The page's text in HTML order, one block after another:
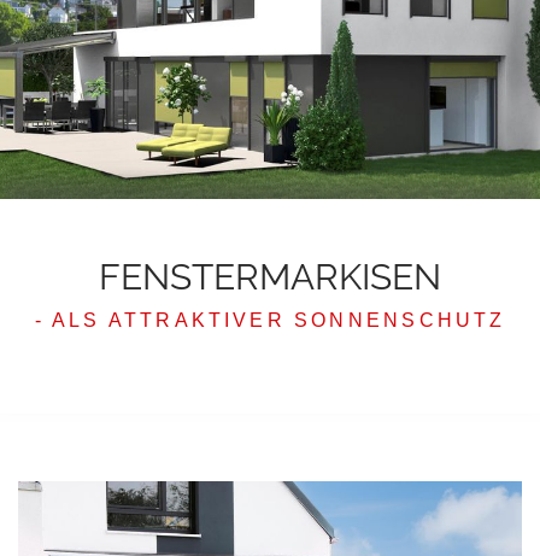
FENSTERMARKISEN
- ALS ATTRAKTIVER SONNENSCHUTZ